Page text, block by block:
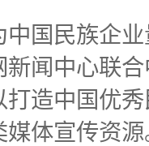
中国民族企
闻中心联
造中国优
体宣传资